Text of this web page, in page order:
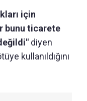
için
bunu ticarete
diyen
kullanıldığını